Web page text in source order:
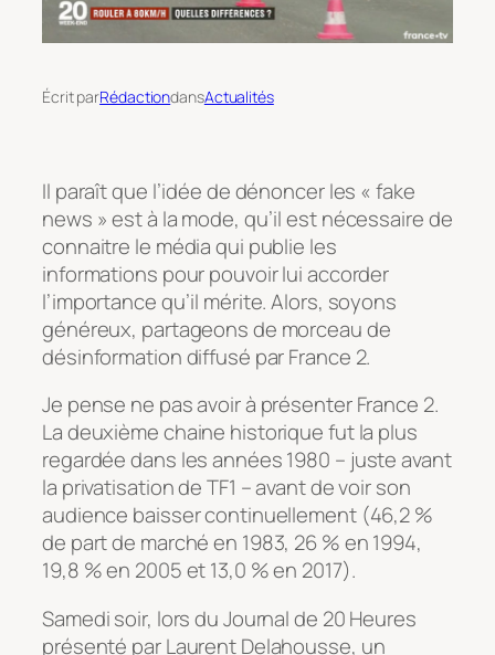
Écrit parRédactiondansActualités
Il paraît que l’idée de dénoncer les « fake
news » est à la mode, qu’il est nécessaire de
connaitre le média qui publie les
informations pour pouvoir lui accorder
l’importance qu’il mérite. Alors, soyons
généreux, partageons de morceau de
désinformation diffusé par France 2.
Je pense ne pas avoir à présenter France 2.
La deuxième chaine historique fut la plus
regardée dans les années 1980 – juste avant
la privatisation de TF1 – avant de voir son
audience baisser continuellement (46,2 %
de part de marché en 1983, 26 % en 1994,
19,8 % en 2005 et 13,0 % en 2017).
Samedi soir, lors du Journal de 20 Heures
présenté par Laurent Delahousse, un